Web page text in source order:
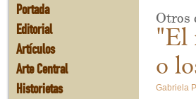
Portada
Editorial
Artículos
Arte Central
Historietas
Otros
"El
o
Gabriela